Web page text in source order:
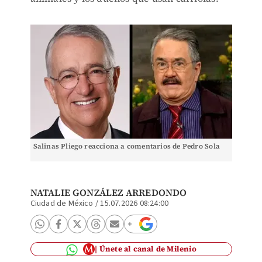
Salinas Pliego reacciona a comentarios de Pedro Sola
NATALIE GONZÁLEZ ARREDONDO
Ciudad de México /15.07.2026 08:24:00
Únete al canal de Milenio